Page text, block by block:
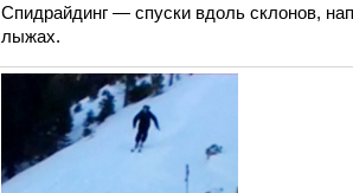
Спидрайдинг — спуски вдоль склонов,
лыжах.